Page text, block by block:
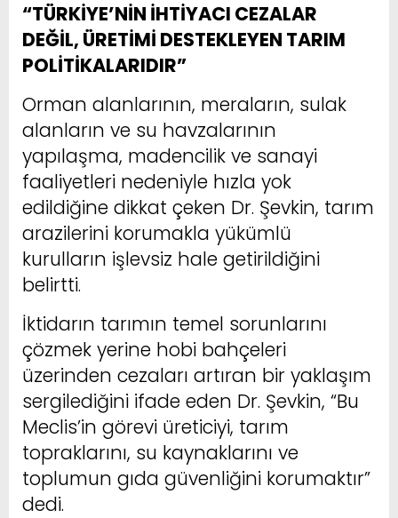
“TÜRKİYE’NİN İHTİYACI CEZALAR
DEĞİL, ÜRETİMİ DESTEKLEYEN TARIM
POLİTİKALARIDIR”
Orman alanlarının, meraların, sulak
alanların ve su havzalarının
yapılaşma, madencilik ve sanayi
faaliyetleri nedeniyle hızla yok
edildiğine dikkat çeken Dr. Şevkin, tarım
arazilerini korumakla yükümlü
kurulların işlevsiz hale getirildiğini
belirtti.
İktidarın tarımın temel sorunlarını
çözmek yerine hobi bahçeleri
üzerinden cezaları artıran bir yaklaşım
sergilediğini ifade eden Dr. Şevkin, “Bu
Meclis’in görevi üreticiyi, tarım
topraklarını, su kaynaklarını ve
toplumun gıda güvenliğini korumaktır”
dedi.